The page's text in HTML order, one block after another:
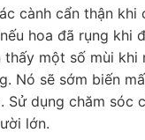
cành cẩn thận khi
hoa đã rụng khi
thấy một số mùi khi
Nó sẽ sớm biến
Sử dụng chăm sóc
lớn.